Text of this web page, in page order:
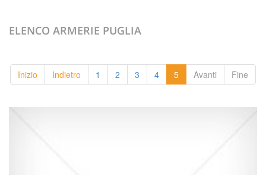
ELENCO ARMERIE PUGLIA
Inizio Indietro 1 2 3 4 5 Avanti Fine